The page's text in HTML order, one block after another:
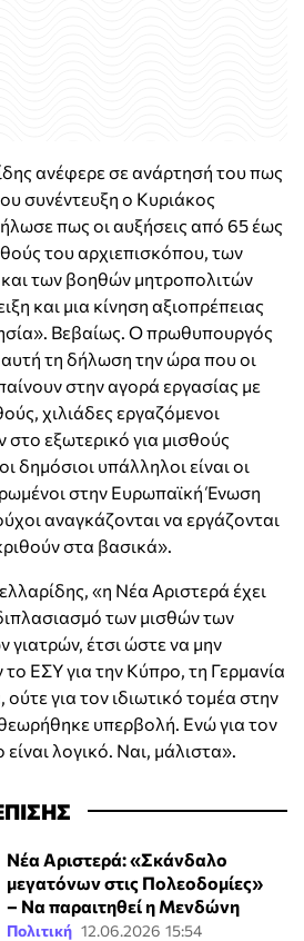
ανέφερε σε ανάρτησή του πως
συνέντευξη ο Κυριάκος
πως οι αυξήσεις από 65 έως
του αρχιεπισκόπου, των
των βοηθών μητροπολιτών
και μια κίνηση αξιοπρέπειας
Βεβαίως. Ο πρωθυπουργός
τη δήλωση την ώρα που οι
στην αγορά εργασίας με
χιλιάδες εργαζόμενοι
στο εξωτερικό για μισθούς
δημόσιοι υπάλληλοι είναι οι
στην Ευρωπαϊκή Ένωση
αναγκάζονται να εργάζονται
στα βασικά».
«η Νέα Αριστερά έχει
των μισθών των
γιατρών, έτσι ώστε να μην
το ΕΣΥ για την Κύπρο, τη Γερμανία
ούτε για τον ιδιωτικό τομέα στην
υπερβολή. Ενώ για τον
λογικό. Ναι, μάλιστα».
Νέα Αριστερά: «Σκάνδαλο
μεγατόνων στις Πολεοδομίες»
– Να παραιτηθεί η Μενδώνη
Πολιτική 12.06.2026 15:54